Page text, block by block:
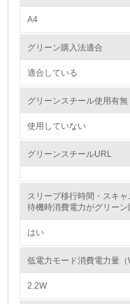
環境取り組み体制と成果
境対策を理解し、実践して
A4
グリーン購入法適合
適合している
グリーンスチール使用有無
使用していない
グリーンスチールURL
スリープ移行時間・スキ
待機時消費電力がグリー
はい
低電力モード消費電力量（
2.2W